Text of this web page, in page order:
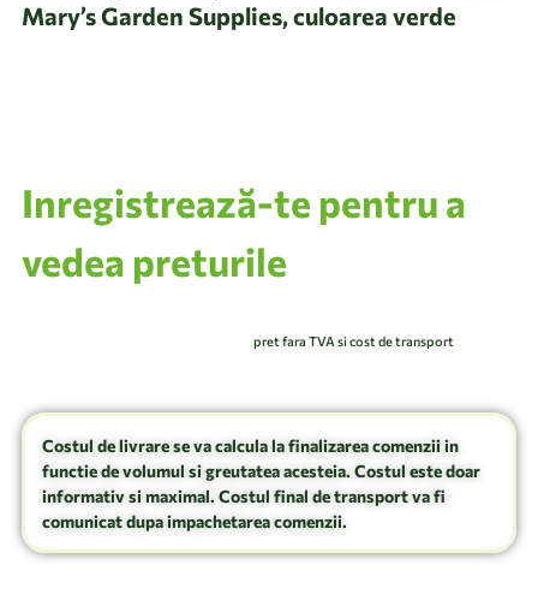
Mary’s Garden Supplies, culoarea verde
Inregistrează-te pentru a
vedea preturile
pret fara TVA si cost de transport
Costul de livrare se va calcula la finalizarea comenzii in
functie de volumul si greutatea acesteia. Costul este doar
informativ si maximal. Costul final de transport va fi
comunicat dupa impachetarea comenzii.